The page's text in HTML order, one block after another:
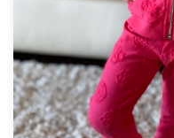
Měna
(CZK)